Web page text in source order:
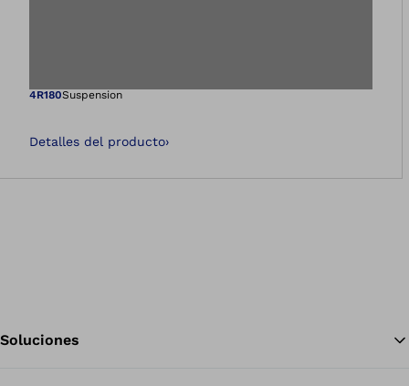
Abre la imagen
4R180Suspension
Detalles del producto›
Soluciones